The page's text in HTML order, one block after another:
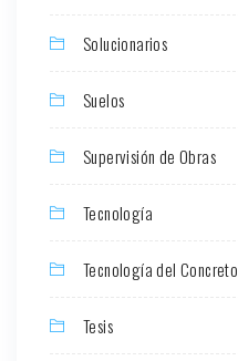
Solucionarios
Suelos
Supervisión de Obras
Tecnología
Tecnología del Concreto
Tesis